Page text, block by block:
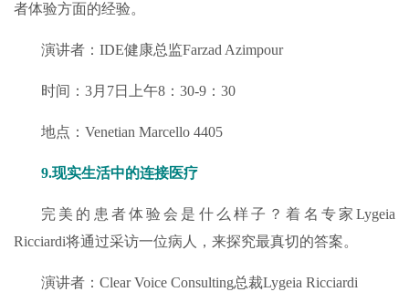
者体验方面的经验。
演讲者：IDE健康总监Farzad Azimpour
时间：3月7日上午8：30-9：30
地点：Venetian Marcello 4405
9.现实生活中的连接医疗
完美的患者体验会是什么样子？着名专家Lygeia
Ricciardi将通过采访一位病人，来探究最真切的答案。
演讲者：Clear Voice Consulting总裁Lygeia Ricciardi